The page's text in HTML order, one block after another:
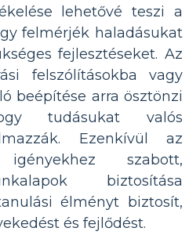
lehetővé teszi a
felmérjék haladásukat
fejlesztéseket. Az
felszólításokba vagy
beépítése arra ösztönzi
tudásukat valós
Ezenkívül az
szabott,
biztosítása
élményt biztosít,
és fejlődést.